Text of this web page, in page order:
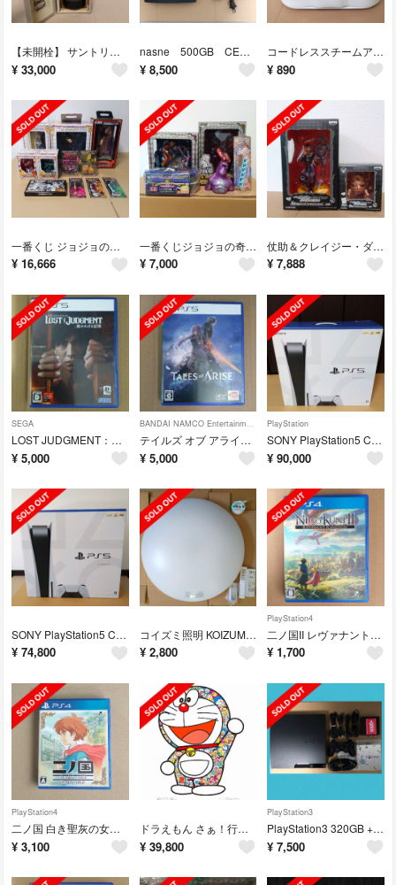
【未開栓】 サントリー ピュアモルトウイスキー 古樽仕上 1991年 竹炭濾過
¥ 33,000
nasne 500GB CECH-ZNR1J
¥ 8,500
コードレススチームアイロン NI-CL307 ブルー
¥ 890
一番くじ ジョジョの奇妙な冒険第三部 スターダストクルセイダース まとめ売り
¥ 16,666
一番くじジョジョの奇妙な冒険 第五部 黄金の風 5個まとめ売り
¥ 7,000
仗助＆クレイジー・ダイヤモンドとハーヴェストコイン“スタンド”フィギュア セット
¥ 7,888
SEGA
LOST JUDGMENT：裁かれざる記憶 PS5
¥ 5,000
BANDAI NAMCO Entertainment
テイルズ オブ アライズ PS5
¥ 5,000
PlayStation
SONY PlayStation5 CFI-1000A01
¥ 90,000
SONY PlayStation5 CFI-1000A01
¥ 74,800
コイズミ照明 KOIZUMI 蛍光灯シーリング AHN637236
¥ 2,800
PlayStation4
二ノ国II レヴァナントキングダム PS4
¥ 1,700
PlayStation4
二ノ国 白き聖灰の女王 REMASTERED PS4
¥ 3,100
ドラえもん さぁ！行くぞ！(ポスター作品) 村上 隆
¥ 39,800
PlayStation3
PlayStation3 320GB + torne(トルネ)
¥ 7,500